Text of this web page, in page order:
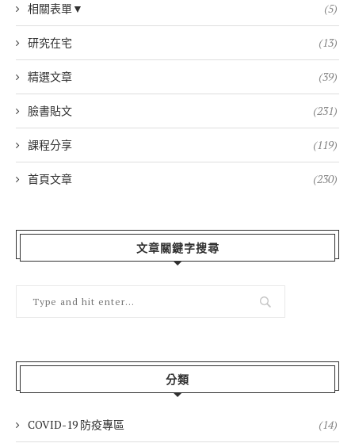
相關表單▼ (5)
研究在宅 (13)
精選文章 (39)
臉書貼文 (231)
課程分享 (119)
首頁文章 (230)
文章關鍵字搜尋
分類
COVID-19 防疫專區 (14)